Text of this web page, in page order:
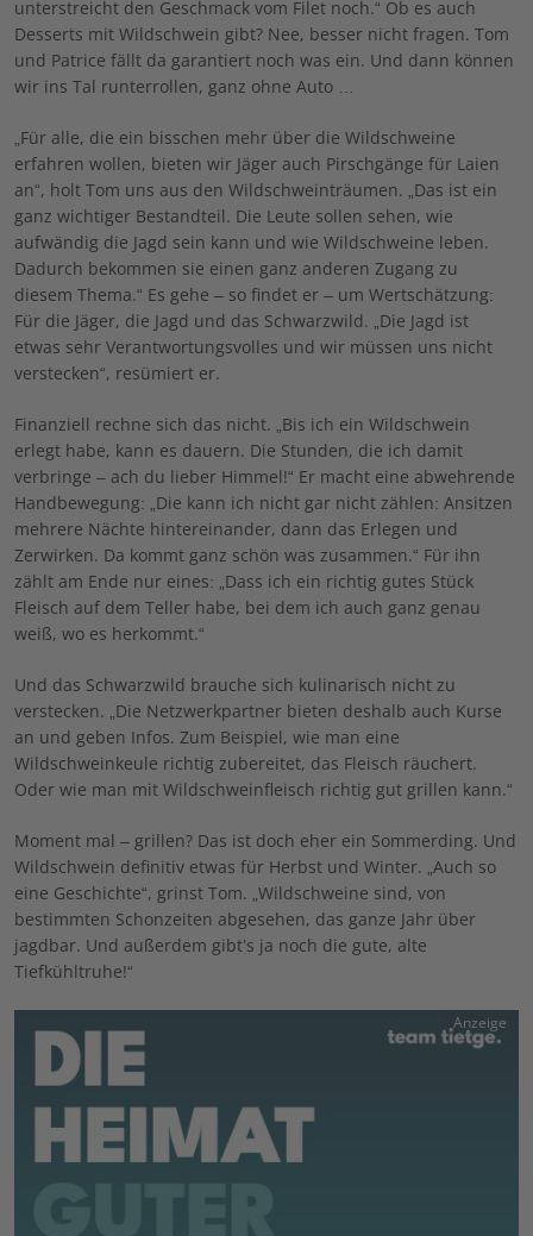
unterstreicht den Geschmack vom Filet noch.“ Ob es auch
Desserts mit Wildschwein gibt? Nee, besser nicht fragen. Tom
und Patrice fällt da garantiert noch was ein. Und dann können
wir ins Tal runterrollen, ganz ohne Auto …
„Für alle, die ein bisschen mehr über die Wildschweine
erfahren wollen, bieten wir Jäger auch Pirschgänge für Laien
an“, holt Tom uns aus den Wildschweinträumen. „Das ist ein
ganz wichtiger Bestandteil. Die Leute sollen sehen, wie
aufwändig die Jagd sein kann und wie Wildschweine leben.
Dadurch bekommen sie einen ganz anderen Zugang zu
diesem Thema.“ Es gehe – so findet er – um Wertschätzung:
Für die Jäger, die Jagd und das Schwarzwild. „Die Jagd ist
etwas sehr Verantwortungsvolles und wir müssen uns nicht
verstecken“, resümiert er.
Finanziell rechne sich das nicht. „Bis ich ein Wildschwein
erlegt habe, kann es dauern. Die Stunden, die ich damit
verbringe – ach du lieber Himmel!“ Er macht eine abwehrende
Handbewegung: „Die kann ich nicht gar nicht zählen: Ansitzen
mehrere Nächte hintereinander, dann das Erlegen und
Zerwirken. Da kommt ganz schön was zusammen.“ Für ihn
zählt am Ende nur eines: „Dass ich ein richtig gutes Stück
Fleisch auf dem Teller habe, bei dem ich auch ganz genau
weiß, wo es herkommt.“
Und das Schwarzwild brauche sich kulinarisch nicht zu
verstecken. „Die Netzwerkpartner bieten deshalb auch Kurse
an und geben Infos. Zum Beispiel, wie man eine
Wildschweinkeule richtig zubereitet, das Fleisch räuchert.
Oder wie man mit Wildschweinfleisch richtig gut grillen kann.“
Moment mal – grillen? Das ist doch eher ein Sommerding. Und
Wildschwein definitiv etwas für Herbst und Winter. „Auch so
eine Geschichte“, grinst Tom. „Wildschweine sind, von
bestimmten Schonzeiten abgesehen, das ganze Jahr über
jagdbar. Und außerdem gibt’s ja noch die gute, alte
Tiefkühltruhe!“
Anzeige